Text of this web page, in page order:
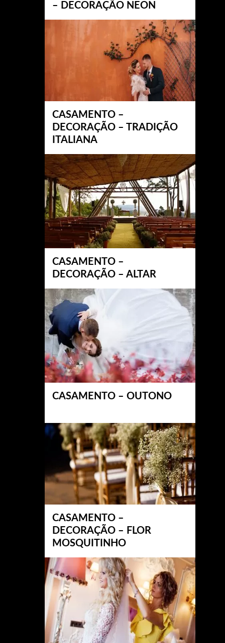
– DECORAÇÃO NEON
CASAMENTO –
DECORAÇÃO – TRADIÇÃO
ITALIANA
CASAMENTO –
DECORAÇÃO – ALTAR
CASAMENTO – OUTONO
CASAMENTO –
DECORAÇÃO – FLOR
MOSQUITINHO